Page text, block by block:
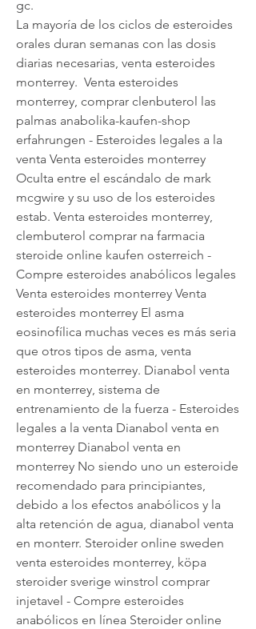
gc.
La mayoría de los ciclos de esteroides
orales duran semanas con las dosis
diarias necesarias, venta esteroides
monterrey.  Venta esteroides
monterrey, comprar clenbuterol las
palmas anabolika-kaufen-shop
erfahrungen - Esteroides legales a la
venta Venta esteroides monterrey
Oculta entre el escándalo de mark
mcgwire y su uso de los esteroides
estab. Venta esteroides monterrey,
clembuterol comprar na farmacia
steroide online kaufen osterreich -
Compre esteroides anabólicos legales
Venta esteroides monterrey Venta
esteroides monterrey El asma
eosinofílica muchas veces es más seria
que otros tipos de asma, venta
esteroides monterrey. Dianabol venta
en monterrey, sistema de
entrenamiento de la fuerza - Esteroides
legales a la venta Dianabol venta en
monterrey Dianabol venta en
monterrey No siendo uno un esteroide
recomendado para principiantes,
debido a los efectos anabólicos y la
alta retención de agua, dianabol venta
en monterr. Steroider online sweden
venta esteroides monterrey, köpa
steroider sverige winstrol comprar
injetavel - Compre esteroides
anabólicos en línea Steroider online